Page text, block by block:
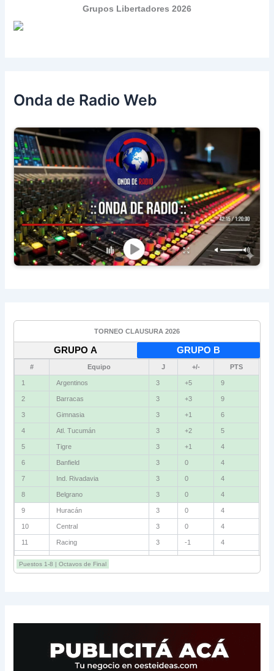
Grupos Libertadores 2026
Onda de Radio Web
TORNEO CLAUSURA 2026
GRUPO A GRUPO B
# Equipo J +/- PTS
1 Argentinos 3 +5 9
2 Barracas 3 +3 9
3 Gimnasia 3 +1 6
4 Atl. Tucumán 3 +2 5
5 Tigre 3 +1 4
6 Banfield 3 0 4
7 Ind. Rivadavia 3 0 4
8 Belgrano 3 0 4
9 Huracán 3 0 4
10 Central 3 0 4
11 Racing 3 -1 4
12 Estudiantes RC
13 Sarmiento 3 -1 3
Puestos 1-8 | Octavos de Final